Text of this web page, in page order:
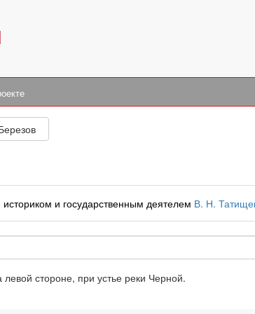
и государственным деятелем В. Н.
стороне, при устье реки Черной.